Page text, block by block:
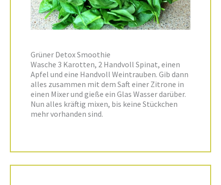
Grüner Detox Smoothie
Wasche 3 Karotten, 2 Handvoll Spinat, einen
Apfel und eine Handvoll Weintrauben. Gib dann
alles zusammen mit dem Saft einer Zitrone in
einen Mixer und gieße ein Glas Wasser darüber.
Nun alles kräftig mixen, bis keine Stückchen
mehr vorhanden sind.